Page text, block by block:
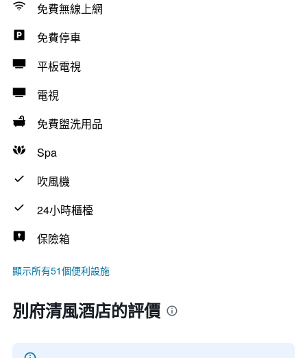
免費無線上網
免費停車
平板電視
電視
免費盥洗用品
Spa
吹風機
24小時櫃檯
保險箱
顯示所有51個便利設施
別府清風酒店的評價